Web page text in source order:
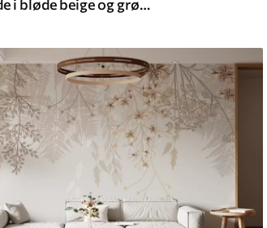
Tropiske blade i bløde beige og grønne toner med akvareleffekt og blide farveovergange